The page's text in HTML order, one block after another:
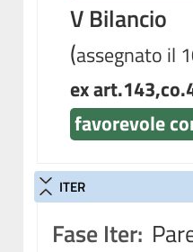
V Bilancio
(assegnato il
ex
favorevole
ITER
Fase Iter: